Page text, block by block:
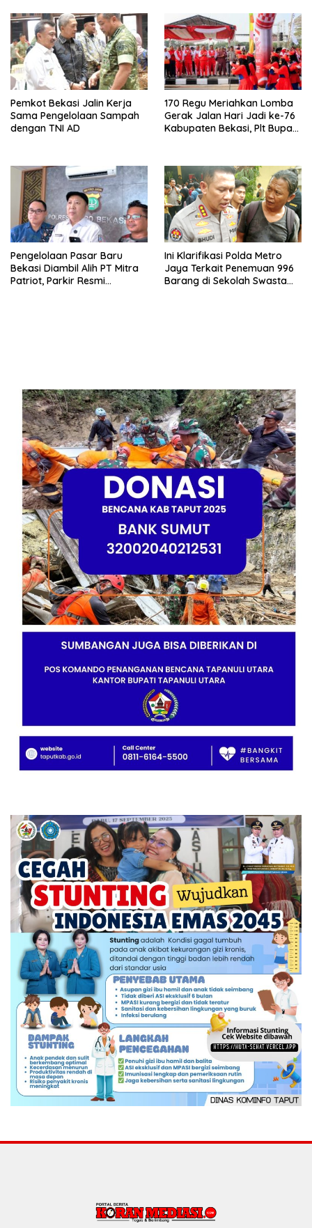
Pemkot Bekasi Jalin Kerja
Sama Pengelolaan Sampah
dengan TNI AD
170 Regu Meriahkan Lomba
Gerak Jalan Hari Jadi ke-76
Kabupaten Bekasi, Plt Bupati
Pengelolaan Pasar Baru
Bekasi Diambil Alih PT Mitra
Patriot, Parkir Resmi
Ini Klarifikasi Polda Metro
Jaya Terkait Penemuan 996
Barang di Sekolah Swasta